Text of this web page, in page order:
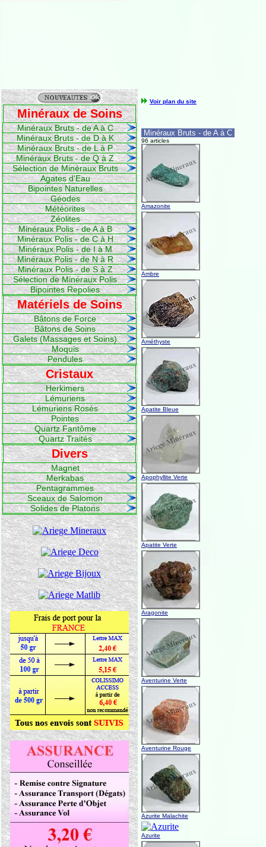
Minéraux de Soins
Minéraux Bruts - de A à C
Minéraux Bruts - de D à K
Minéraux Bruts - de L à P
Minéraux Bruts - de Q à Z
Sélection de Minéraux Bruts
Agates d'Eau
Bipointes Naturelles
Géodes
Météorites
Zéolites
Minéraux Polis - de A à B
Minéraux Polis - de C à H
Minéraux Polis - de I à M
Minéraux Polis - de N à R
Minéraux Polis - de S à Z
Sélection de Minéraux Polis
Bipointes Repolies
Matériels de Soins
Bâtons de Force
Bâtons de Soins
Galets (Massages et Soins)
Moquis
Pendules
Cristaux
Herkimers
Lémuriens
Lémuriens Rosés
Pointes
Quartz Fantôme
Quartz Traités
Divers
Magnet
Merkabas
Pentagrammes
Sceaux de Salomon
Solides de Platons
Voir plan du site
Minéraux Bruts - de A à C
96 articles
Amazonite
Ambre
Améthyste
Apatite Bleue
Apophyllite Verte
Apatite Verte
Aragonite
Aventurine Verte
Aventurine Rouge
Azurite Malachite
Azurite